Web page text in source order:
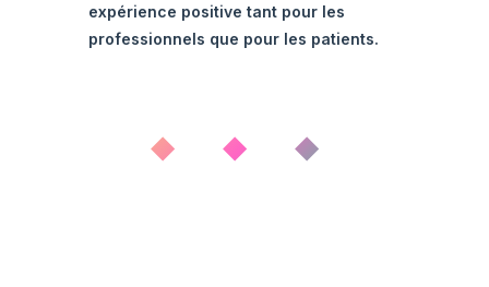
expérience positive tant pour les
professionnels que pour les patients.
◆ ◆ ◆